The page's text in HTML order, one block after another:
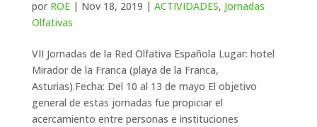
por ROE| Nov 18, 2019 | ACTIVIDADES, Jornadas
Olfativas
VII Jornadas de la Red Olfativa Española Lugar: hotel
Mirador de la Franca (playa de la Franca,
Asturias).Fecha: Del 10 al 13 de mayo El objetivo
general de estas jornadas fue propiciar el
acercamiento entre personas e instituciones